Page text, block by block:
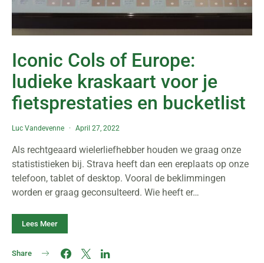
Iconic Cols of Europe:
ludieke kraskaart voor je
fietsprestaties en bucketlist
Luc Vandevenne April 27, 2022
Als rechtgeaard wielerliefhebber houden we graag onze
statististieken bij. Strava heeft dan een ereplaats op onze
telefoon, tablet of desktop. Vooral de beklimmingen
worden er graag geconsulteerd. Wie heeft er…
Lees Meer
Share